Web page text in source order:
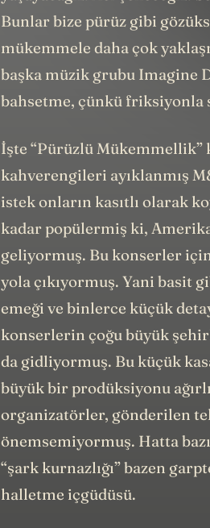
Bunlar bize pürüz gibi
mükemmele daha çok
başka müzik grubu Imagine
bahsetme, çünkü friksiyonla
İşte “Pürüzlü Mükemmellik”
kahverengileri ayıklanmış
istek onların kasıtlı olarak
kadar popülermiş ki,
geliyormuş. Bu konserler
yola çıkıyormuş. Yani basit
emeği ve binlerce küçük
konserlerin çoğu büyük
da gidliyormuş. Bu küçük
büyük bir prodüksiyonu
organizatörler, gönderilen
önemsemiyormuş. Hatta
“şark kurnazlığı” bazen
halletme içgüdüsü.